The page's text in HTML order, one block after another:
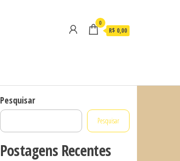
0
R$ 0,00
Pesquisar
Pesquisar
Postagens Recentes